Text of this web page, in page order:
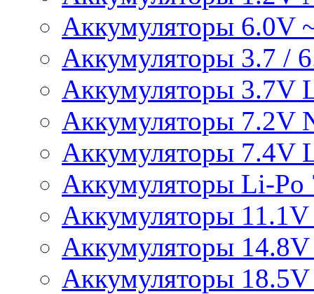
Аккумуляторы 6.0V
Аккумуляторы 3.7 /
Аккумуляторы 3.7V
Аккумуляторы 7.2V
Аккумуляторы 7.4V
Аккумуляторы Li-Po
Аккумуляторы
Аккумуляторы
Аккумуляторы